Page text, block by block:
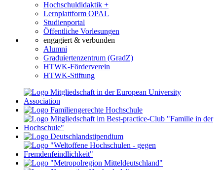
Hochschuldidaktik +
Lernplattform OPAL
Studienportal
Öffentliche Vorlesungen
engagiert & verbunden
Alumni
Graduiertenzentrum (GradZ)
HTWK-Förderverein
HTWK-Stiftung